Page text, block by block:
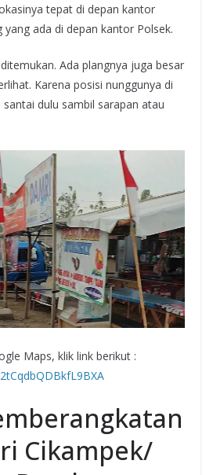
tepat di depan kantor
ada di depan kantor Polsek.
Ada plangnya juga besar
Karena posisi nunggunya di
dulu sambil sarapan atau
Maps, klik link berikut :
Cikampek/